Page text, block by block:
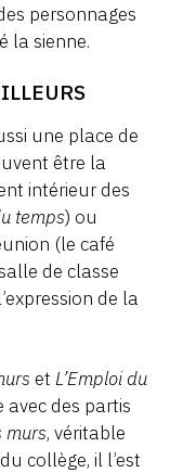
personnages
la sienne.
une place de
être la
intérieur des
temps) ou
(le café
de classe
de la
et L’Emploi du
des partis
murs, véritable
collège, il l’est